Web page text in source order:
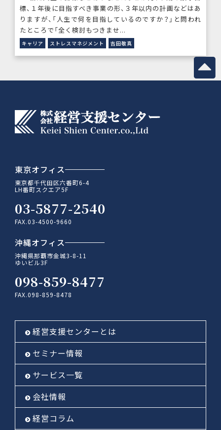
標、１年後に目指すべき事業の形、３年以内の計画などはあ
りますが、「人生で何を目指しているのですか？」と問われ
たところで「全く検討もつきませ...
キャリア ストレスマネジメント 吉田敬真
東京オフィス
東京都千代田区六番町6-4
LH番町スクエア5F
03-5877-2540
FAX.03-4500-9660
沖縄オフィス
沖縄県那覇市金城3-8-11
ゆいビル3F
098-859-8477
FAX.098-859-8478
経営支援センターとは
セミナー情報
サービス一覧
会社情報
経営コラム